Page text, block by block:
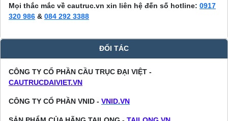
Mọi thắc mắc về cautruc.vn xin liên hệ đến số hotline: 0917
320 986 & 084 292 3388
ĐỐI TÁC
CÔNG TY CỔ PHẦN CẦU TRỤC ĐẠI VIỆT -
CAUTRUCDAIVIET.VN
CÔNG TY CỔ PHẦN VNID - VNID.VN